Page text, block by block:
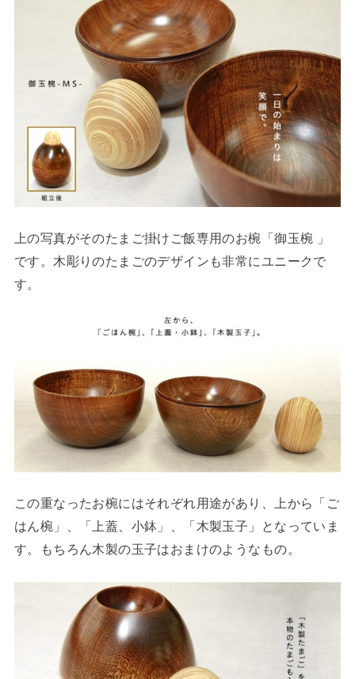
上の写真がそのたまご掛けご飯専用のお椀「御玉椀 」
です。木彫りのたまごのデザインも非常にユニークで
す。
この重なったお椀にはそれぞれ用途があり、上から「ご
はん椀」、「上蓋、小鉢」、「木製玉子」となっていま
す。もちろん木製の玉子はおまけのようなもの。